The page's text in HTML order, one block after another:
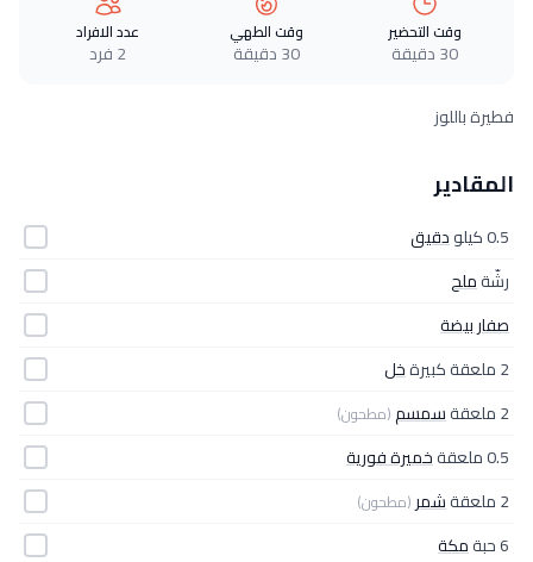
وقت التحضير
30 دقيقة
وقت الطهي
30 دقيقة
عدد الافراد
2 فرد
فطيرة باللوز
المقادير
0.5 كيلو
دقيق
رشّةملح
صفار بيضة
2 ملعقة كبيرة
خل
2 ملعقة
سمسم(مطحون)
0.5 ملعقة
خميرة فورية
2 ملعقة
شمر (مطحون)
6 حبة مكة